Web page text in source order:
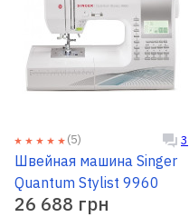
(5) 3
Швейная машина Singer
Quantum Stylist 9960
26 688 грн